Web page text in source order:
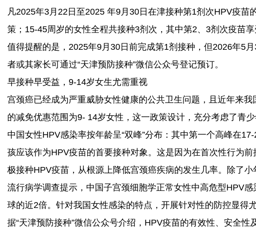
凡2025年3月22日至2025 年9月30日在津接种第1剂次HPV疫
策；15-45周岁的女性全程共接种3剂次，其中第2、3剂次疫苗享
值得提醒的是，2025年9月30日前完成第1剂接种，但2026年5
者或其家长可通过“天津预防接种”微信公众号登记预订。
早接种早受益，9-14岁女生尤需重视
宫颈癌已经成为严重威胁女性健康的公共卫生问题，且近年来
的减免优惠范围为9- 14岁女性，这一政策设计，充分考虑了青
中国女性HPV感染率按年龄呈“双峰”分布：其中第一个高峰在
孩应该作为HPV疫苗的首要接种对象。这是因为在首次性行为
极接种HPV疫苗，从根源上降低宫颈癌疾病的发生几率。除了
流行病学调查提示，中国子宫颈细胞学正常女性中高危型HPV
球的近2倍。针对我国女性感染的特点，开展针对性的防控显得尤
据“天津预防接种”微信公众号介绍，HPV疫苗的有效性、安全